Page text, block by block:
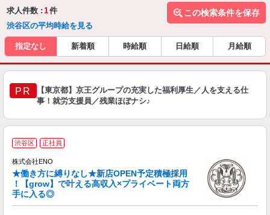
求人件数 : 1件
渋谷区の平均時給を見る
この検索条件を保存
指定なし 新着順 時給順 日給順 月給順
PR
【東京都】京王グループの充実した福利厚生／人を支える仕
事！就労支援員／残業ほぼナシ♪
渋谷区 正社員
株式会社ENO
★働き方に縛りなし★新店OPEN予定積極採用
！【grow】で叶える高収入×プライベート両方
手に入る◎